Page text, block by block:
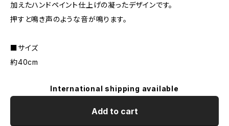
加えたハンドペイント仕上げの凝ったデザインです。
押すと鳴き声のような音が鳴ります。
■サイズ
約40cm
International shipping available
Add to cart